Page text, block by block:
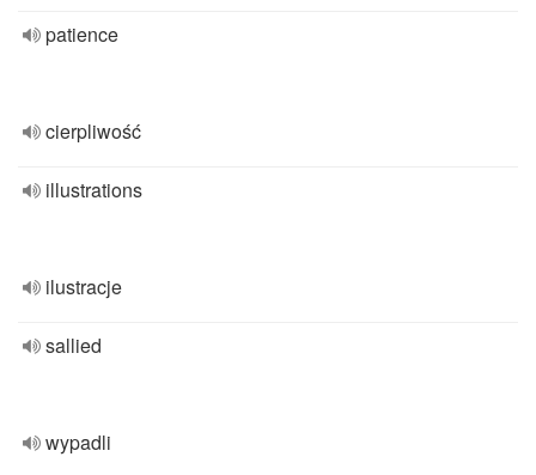
patience
cierpliwość
illustrations
ilustracje
sallied
wypadli